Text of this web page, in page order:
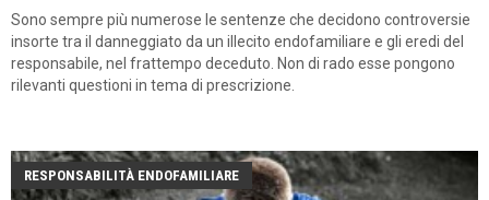
Sono sempre più numerose le sentenze che decidono controversie
insorte tra il danneggiato da un illecito endofamiliare e gli eredi del
responsabile, nel frattempo deceduto. Non di rado esse pongono
rilevanti questioni in tema di prescrizione.
RESPONSABILITÀ ENDOFAMILIARE